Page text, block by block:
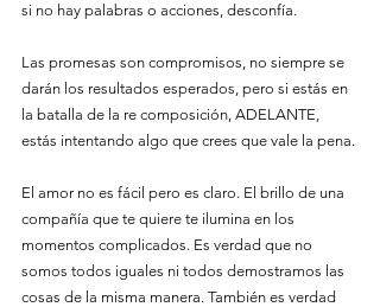
si no hay palabras o acciones, desconfía.
Las promesas son compromisos, no siempre se
darán los resultados esperados, pero si estás en
la batalla de la re composición, ADELANTE,
estás intentando algo que crees que vale la pena.
El amor no es fácil pero es claro. El brillo de una
compañía que te quiere te ilumina en los
momentos complicados. Es verdad que no
somos todos iguales ni todos demostramos las
cosas de la misma manera. También es verdad